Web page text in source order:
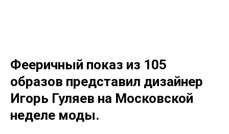
Фееричный показ из 105
образов представил дизайнер
Игорь Гуляев на Московской
неделе моды.